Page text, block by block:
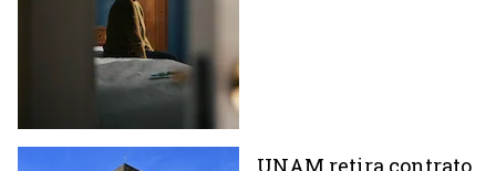
UNAM retira contrato